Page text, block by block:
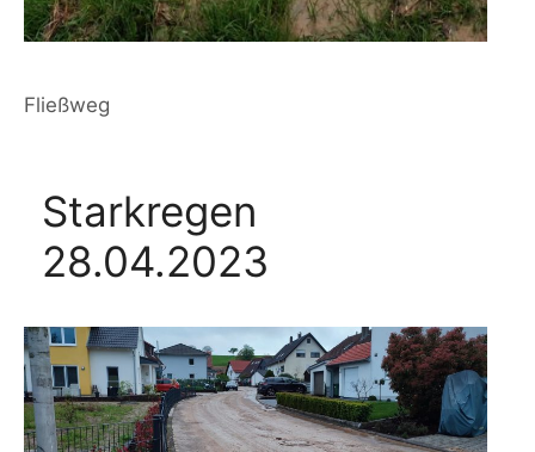
Fließweg
Starkregen
28.04.2023